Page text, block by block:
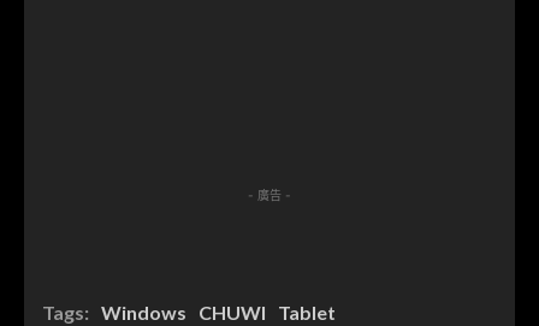
- 廣告 -
Tags: Windows CHUWI Tablet